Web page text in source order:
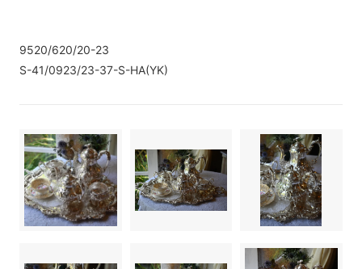
9520/620/20-23
S-41/0923/23-37-S-HA(YK)